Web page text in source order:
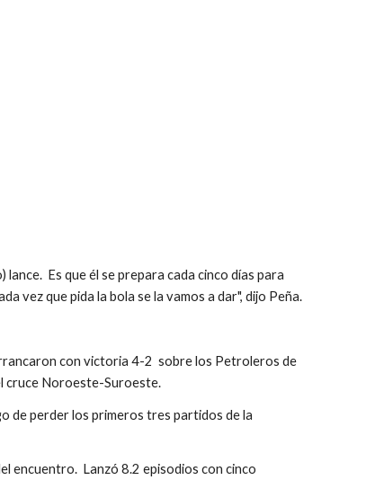
Es que él se prepara cada cinco días para
vez que pida la bola se la vamos a dar", dijo Peña.
con victoria 4-2  sobre los Petroleros de
cruce Noroeste-Suroeste.
de perder los primeros tres partidos de la
encuentro.  Lanzó 8.2 episodios con cinco